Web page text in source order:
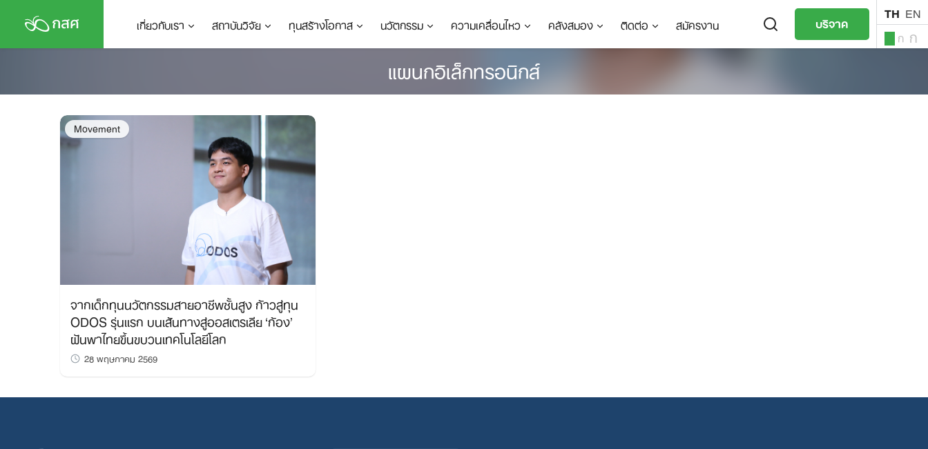
content
เกี่ยวกับเรา สถาบันวิจัย ทุนสร้างโอกาส นวัตกรรม ความเคลื่อนไหว คลังสมอง ติดต่อ สมัครงาน บริจาค TH EN
ก ก
แผนกอิเล็กทรอนิกส์
Movement
จากเด็กทุนนวัตกรรมสายอาชีพชั้นสูง ก้าวสู่ทุน
ODOS รุ่นแรก บนเส้นทางสู่ออสเตรเลีย ‘ก้อง’
ฝันพาไทยขึ้นขบวนเทคโนโลยีโลก
28 พฤษภาคม 2569